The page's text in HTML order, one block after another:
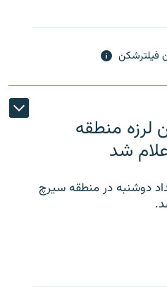
فیلترشکن
منطقه
دوشنبه در منطقه سیرچ